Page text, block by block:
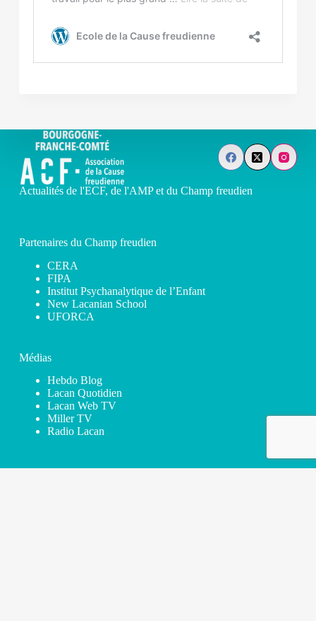
Actualités de l'ECF, de l'AMP et du Champ freudien
Partenaires du Champ freudien
CERA
FIPA
Institut Psychanalytique de l’Enfant
New Lacanian School
UFORCA
Médias
Hebdo Blog
Lacan Quotidien
Lacan Web TV
Miller TV
Radio Lacan
Newsletter